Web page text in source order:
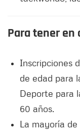
Para tener en
Inscripciones
de edad para
Deporte para
60 años.
La mayoría